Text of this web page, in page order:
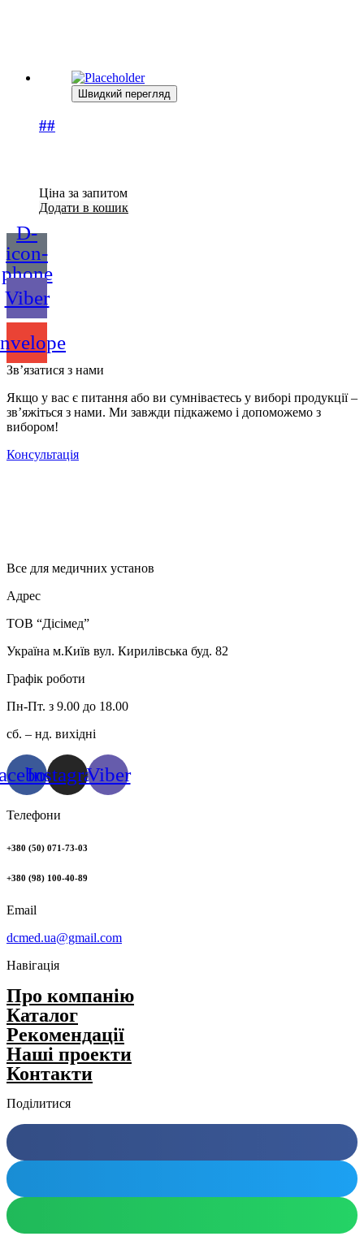
Швидкий перегляд
##
Ціна за запитом
Додати в кошик
D-
icon-
phone
Viber
Зв’язатися з нами
Якщо у вас є питання або ви сумніваєтесь у виборі продукції –
зв’яжіться з нами. Ми завжди підкажемо і допоможемо з
вибором!
Консультація
Все для медичних установ
Адрес
ТОВ “Дісімед”
Україна м.Київ вул. Кирилівська буд. 82
Графік роботи
Пн-Пт. з 9.00 до 18.00
сб. – нд. вихідні
InstagramViber
Телефони
+380 (50) 071-73-03
+380 (98) 100-40-89
Email
dcmed.ua@gmail.com
Навігація
Про компанію
Каталог
Рекомендації
Нашi проекти
Контакти
Поділитися